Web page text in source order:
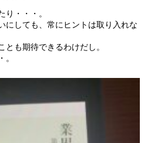
り・・・。
にしても、常にヒントは取り入れな
とも期待できるわけだし。
。